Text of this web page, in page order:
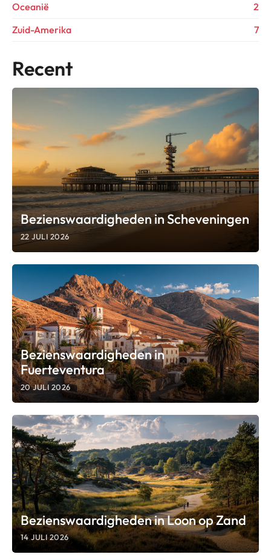
Oceanië
2
Zuid-Amerika
7
Recent
Bezienswaardigheden in Scheveningen
22 JULI 2026
Bezienswaardigheden in
Fuerteventura
20 JULI 2026
Bezienswaardigheden in Loon op Zand
14 JULI 2026